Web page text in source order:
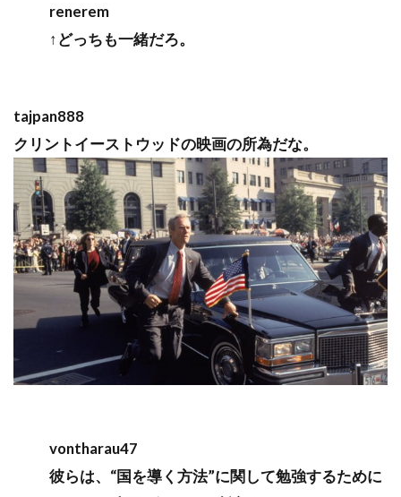
renerem
↑どっちも一緒だろ。
tajpan888
クリントイーストウッドの映画の所為だな。
vontharau47
彼らは、“国を導く方法”に関して勉強するために